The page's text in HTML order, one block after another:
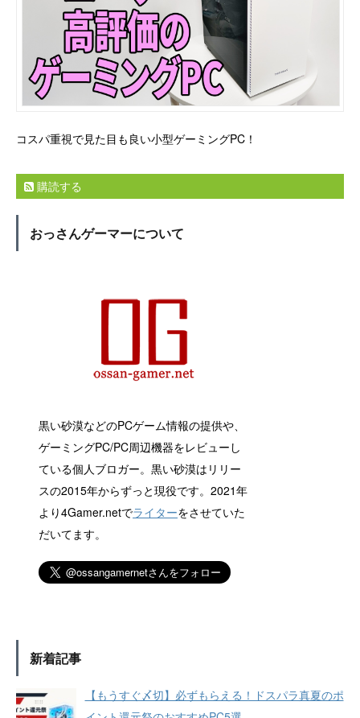
コスパ重視で見た目も良い小型ゲーミングPC！
購読する
おっさんゲーマーについて
黒い砂漠などのPCゲーム情報の提供や、
ゲーミングPC/PC周辺機器をレビューし
ている個人ブロガー。黒い砂漠はリリー
スの2015年からずっと現役です。2021年
より4Gamer.netでライターをさせていた
だいてます。
新着記事
【もうすぐ〆切】必ずもらえる！ドスパラ真夏のポ